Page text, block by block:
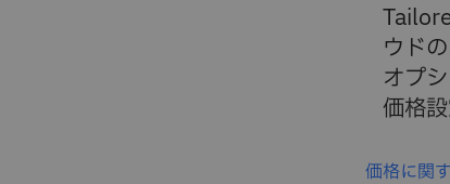
ウド
オプ
価格
価格に関